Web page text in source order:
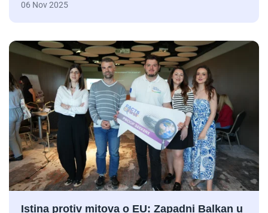
06 Nov 2025
Istina protiv mitova o EU: Zapadni Balkan u